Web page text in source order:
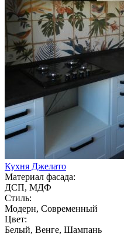
Кухня Джелато
Материал фасада:
ДСП, МДФ
Стиль:
Модерн, Современный
Цвет:
Белый, Венге, Шампань